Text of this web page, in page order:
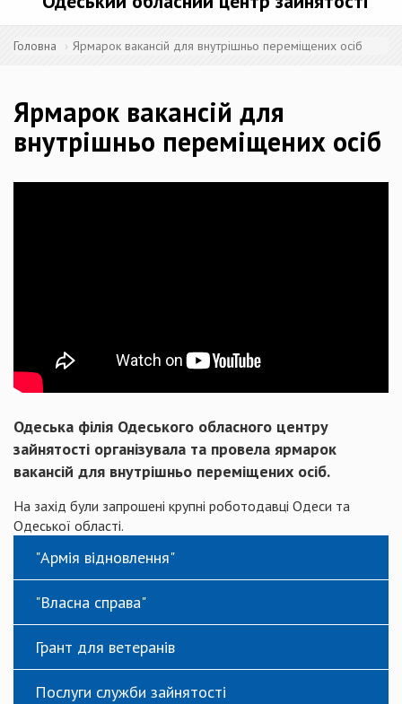
Головна Ярмарок вакансій для внутрішньо переміщених осіб
Ярмарок вакансій для
внутрішньо переміщених осіб
Одеська філія Одеського обласного центру
зайнятості організувала та провела ярмарок
вакансій для внутрішньо переміщених осіб.
На захід були запрошені крупні роботодавці Одеси та
Одеської області.
"Армія відновлення"
"Власна справа"
Грант для ветеранів
Послуги служби зайнятості